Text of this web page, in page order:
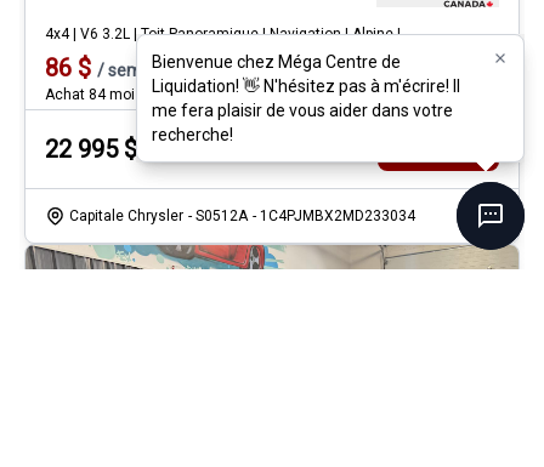
Bienvenue chez Méga Centre de
Liquidation! 👋 N'hésitez pas à m'écrire! Il
me fera plaisir de vous aider dans votre
recherche!
4x4 | V6 3.2L | Toit Panoramique | Navigation | Alpine |
86 $ /sem
Achat 84 mois
Soyez préqualifié
22 995$
Capitale Chrysler - S0512A - 1C4PJMBX2MD233034
Bienvenue chez Méga Centre de
Liquidation! 👋 N'hésitez pas à m'écrire! Il
me fera plaisir de vous aider dans votre
recherche!